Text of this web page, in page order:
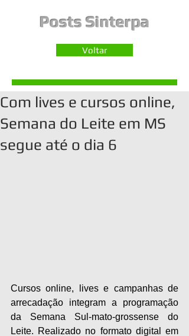
Posts Sinterpa
Voltar
Com lives e cursos online,
Semana do Leite em MS
segue até o dia 6
Cursos online, lives e campanhas de
arrecadação integram a programação
da Semana Sul-mato-grossense do
Leite. Realizado no formato digital em